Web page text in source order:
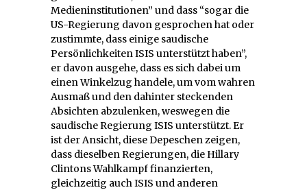
Medieninstitutionen” und dass “sogar die
US-Regierung davon gesprochen hat oder
zustimmte, dass einige saudische
Persönlichkeiten ISIS unterstützt haben”,
er davon ausgehe, dass es sich dabei um
einen Winkelzug handele, um vom wahren
Ausmaß und den dahinter steckenden
Absichten abzulenken, weswegen die
saudische Regierung ISIS unterstützt. Er
ist der Ansicht, diese Depeschen zeigen,
dass dieselben Regierungen, die Hillary
Clintons Wahlkampf finanzierten,
gleichzeitig auch ISIS und anderen